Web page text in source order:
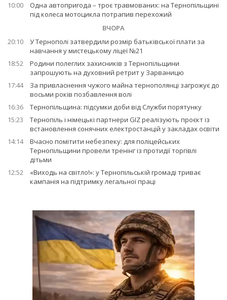
10:00
Одна автопригода – троє травмованих: на Тернопільщині
під колеса мотоцикла потрапив перехожий
ВЧОРА
20:10
У Тернополі затвердили розмір батьківської плати за
навчання у мистецькому ліцеї №21
18:52
Родини полеглих захисників з Тернопільщини
запрошують на духовний ретрит у Зарваницю
17:44
За привласнення чужого майна тернополянці загрожує до
восьми років позбавлення волі
16:36
Тернопільщина: підсумки доби від Служби порятунку
15:23
Тернопіль і німецькі партнери GIZ реалізують проєкт із
встановлення сонячних електростанцій у закладах освіти
14:14
Вчасно помітити небезпеку: для поліцейських
Тернопільщини провели тренінг із протидії торгівлі
дітьми
12:52
«Виходь на світло!»: у Тернопільській громаді триває
кампанія на підтримку легальної праці